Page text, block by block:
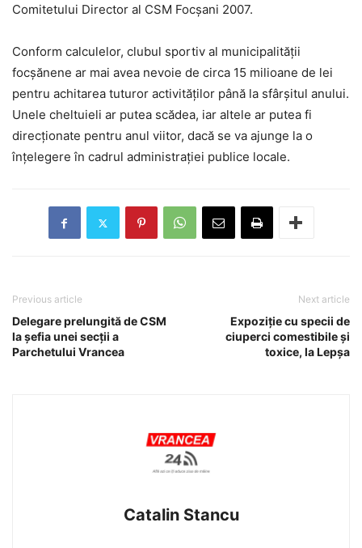
Comitetului Director al CSM Focșani 2007.
Conform calculelor, clubul sportiv al municipalității
focșănene ar mai avea nevoie de circa 15 milioane de lei
pentru achitarea tuturor activităților până la sfârșitul anului.
Unele cheltuieli ar putea scădea, iar altele ar putea fi
direcționate pentru anul viitor, dacă se va ajunge la o
înțelegere în cadrul administrației publice locale.
Previous article
Delegare prelungită de CSM
la șefia unei secții a
Parchetului Vrancea
Next article
Expoziție cu specii de
ciuperci comestibile şi
toxice, la Lepșa
Catalin Stancu